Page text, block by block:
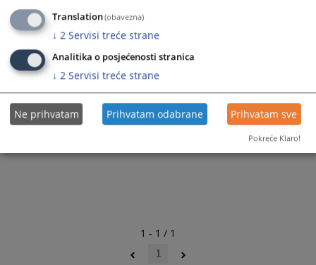
1 - 1 / 1
1
Translation(obavezna)
↓ 2 Servisi treće strane
Analitika o posjećenosti stranica
↓ 2 Servisi treće strane
Ne prihvatam Prihvatam odabrane Prihvatam sve
Pokreće Klaro!